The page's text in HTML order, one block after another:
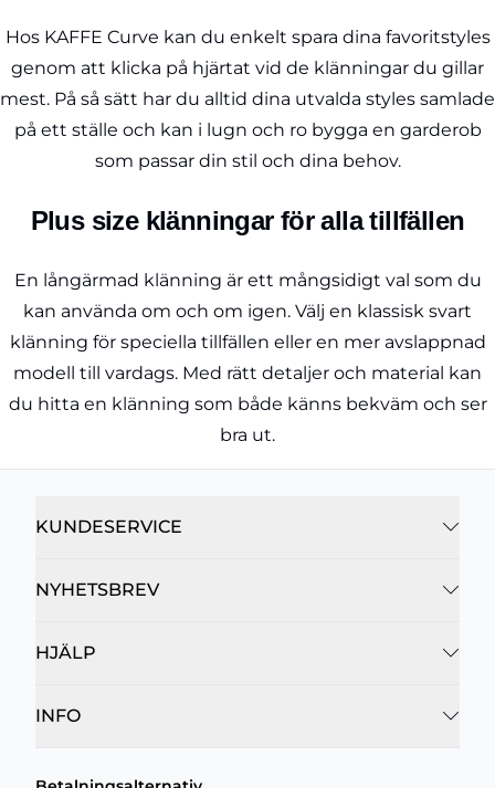
Hos KAFFE Curve kan du enkelt spara dina favoritstyles
genom att klicka på hjärtat vid de klänningar du gillar
mest. På så sätt har du alltid dina utvalda styles samlade
på ett ställe och kan i lugn och ro bygga en garderob
som passar din stil och dina behov.
Plus size klänningar för alla tillfällen
En långärmad klänning är ett mångsidigt val som du
kan använda om och om igen. Välj en klassisk svart
klänning för speciella tillfällen eller en mer avslappnad
modell till vardags. Med rätt detaljer och material kan
du hitta en klänning som både känns bekväm och ser
bra ut.
KUNDESERVICE
NYHETSBREV
HJÄLP
INFO